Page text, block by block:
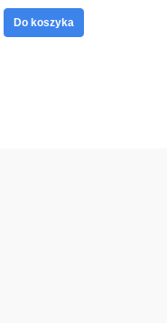
Do koszyka